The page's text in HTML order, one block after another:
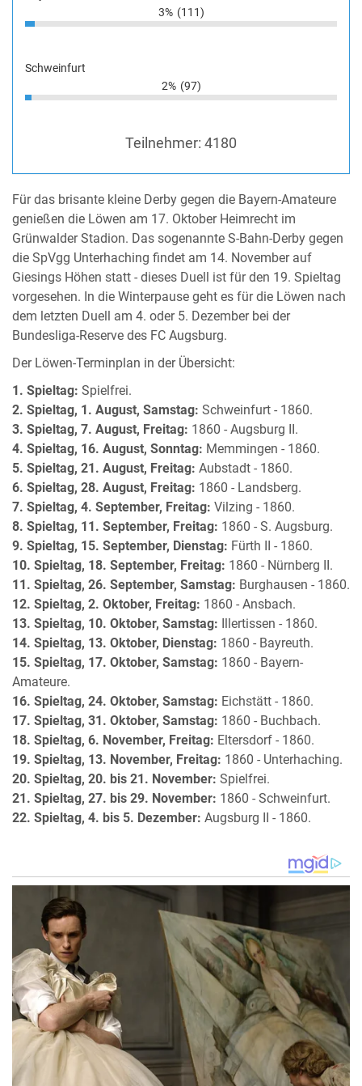
3% (111)
Schweinfurt
2% (97)
Teilnehmer: 4180
Für das brisante kleine Derby gegen die Bayern-Amateure
genießen die Löwen am 17. Oktober Heimrecht im
Grünwalder Stadion. Das sogenannte S-Bahn-Derby gegen
die SpVgg Unterhaching findet am 14. November auf
Giesings Höhen statt - dieses Duell ist für den 19. Spieltag
vorgesehen. In die Winterpause geht es für die Löwen nach
dem letzten Duell am 4. oder 5. Dezember bei der
Bundesliga-Reserve des FC Augsburg.
Der Löwen-Terminplan in der Übersicht:
1. Spieltag: Spielfrei.
2. Spieltag, 1. August, Samstag: Schweinfurt - 1860.
3. Spieltag, 7. August, Freitag: 1860 - Augsburg II.
4. Spieltag, 16. August, Sonntag: Memmingen - 1860.
5. Spieltag, 21. August, Freitag: Aubstadt - 1860.
6. Spieltag, 28. August, Freitag: 1860 - Landsberg.
7. Spieltag, 4. September, Freitag: Vilzing - 1860.
8. Spieltag, 11. September, Freitag: 1860 - S. Augsburg.
9. Spieltag, 15. September, Dienstag: Fürth II - 1860.
10. Spieltag, 18. September, Freitag: 1860 - Nürnberg II.
11. Spieltag, 26. September, Samstag: Burghausen - 1860.
12. Spieltag, 2. Oktober, Freitag: 1860 - Ansbach.
13. Spieltag, 10. Oktober, Samstag: Illertissen - 1860.
14. Spieltag, 13. Oktober, Dienstag: 1860 - Bayreuth.
15. Spieltag, 17. Oktober, Samstag: 1860 - Bayern-
Amateure.
16. Spieltag, 24. Oktober, Samstag: Eichstätt - 1860.
17. Spieltag, 31. Oktober, Samstag: 1860 - Buchbach.
18. Spieltag, 6. November, Freitag: Eltersdorf - 1860.
19. Spieltag, 13. November, Freitag: 1860 - Unterhaching.
20. Spieltag, 20. bis 21. November: Spielfrei.
21. Spieltag, 27. bis 29. November: 1860 - Schweinfurt.
22. Spieltag, 4. bis 5. Dezember: Augsburg II - 1860.